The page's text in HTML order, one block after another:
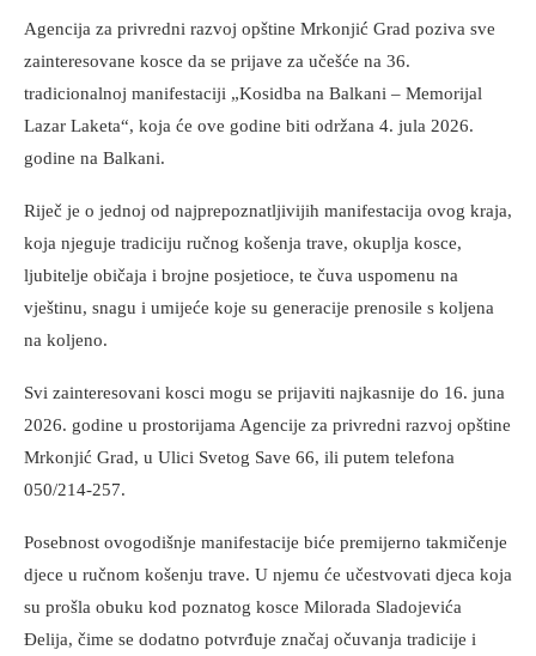
Agencija za privredni razvoj opštine Mrkonjić Grad poziva sve
zainteresovane kosce da se prijave za učešće na 36.
tradicionalnoj manifestaciji „Kosidba na Balkani – Memorijal
Lazar Laketa“, koja će ove godine biti održana 4. jula 2026.
godine na Balkani.
Riječ je o jednoj od najprepoznatljivijih manifestacija ovog kraja,
koja njeguje tradiciju ručnog košenja trave, okuplja kosce,
ljubitelje običaja i brojne posjetioce, te čuva uspomenu na
vještinu, snagu i umijeće koje su generacije prenosile s koljena
na koljeno.
Svi zainteresovani kosci mogu se prijaviti najkasnije do 16. juna
2026. godine u prostorijama Agencije za privredni razvoj opštine
Mrkonjić Grad, u Ulici Svetog Save 66, ili putem telefona
050/214-257.
Posebnost ovogodišnje manifestacije biće premijerno takmičenje
djece u ručnom košenju trave. U njemu će učestvovati djeca koja
su prošla obuku kod poznatog kosce Milorada Sladojevića
Đelija, čime se dodatno potvrđuje značaj očuvanja tradicije i